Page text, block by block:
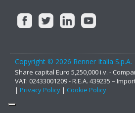
Copyright © 2026 Renner Italia S.p.A.
Share capital Euro 5,250,000 i.v. -
VAT: 02433001209 - R.E.A. 439235 –
| Privacy Policy | Cookie Policy